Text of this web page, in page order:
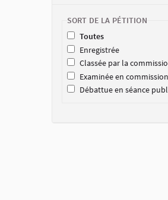
SORT DE LA PÉTITION
Toutes
Enregistrée
Classée par la
Examinée en commission
Débattue en séance